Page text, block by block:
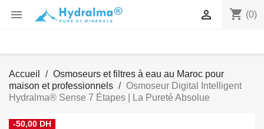
 shopping_cart (0)

Accueil
Osmoseurs et filtres à eau au Maroc pour
maison et professionnels
Osmoseur Digital Intelligent
Hydralma® Sense 7 Étapes | La Pureté Absolue
-50,00 DH